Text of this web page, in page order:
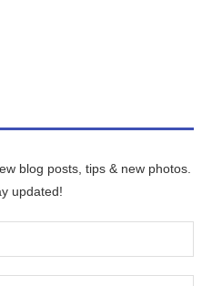
blog posts, tips & new photos.
updated!